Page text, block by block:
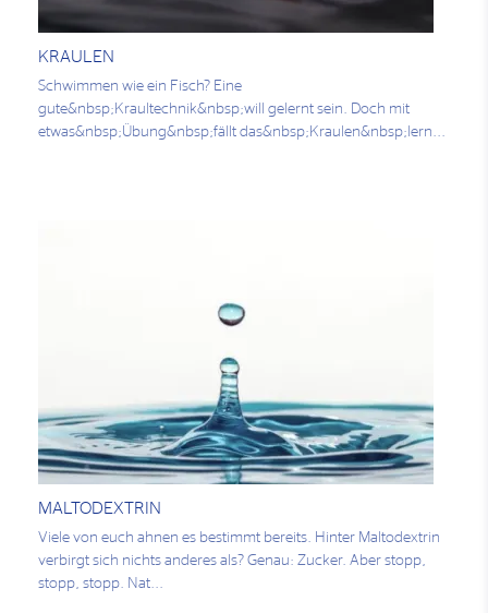
KRAULEN
Schwimmen wie ein Fisch? Eine
gute&nbsp;Kraultechnik&nbsp;will gelernt sein. Doch mit
etwas&nbsp;Übung&nbsp;fällt das&nbsp;Kraulen&nbsp;lern...
MALTODEXTRIN
Viele von euch ahnen es bestimmt bereits. Hinter Maltodextrin
verbirgt sich nichts anderes als? Genau: Zucker. Aber stopp,
stopp, stopp. Nat...